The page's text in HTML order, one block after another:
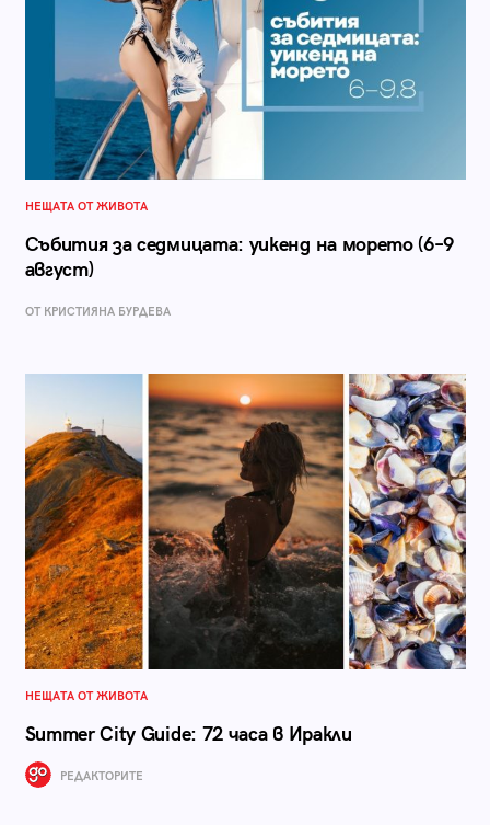
НЕЩАТА ОТ ЖИВОТА
Събития за седмицата: уикенд на морето (6–9
август)
ОТ КРИСТИЯНА БУРДЕВА
НЕЩАТА ОТ ЖИВОТА
Summer City Guide: 72 часа в Иракли
РЕДАКТОРИТЕ